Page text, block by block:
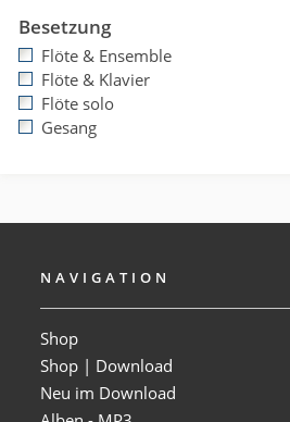
Besetzung
Flöte & Ensemble
Flöte & Klavier
Flöte solo
Gesang
NAVIGATION
Shop
Shop | Download
Neu im Download